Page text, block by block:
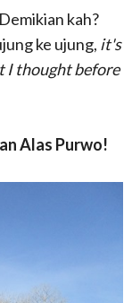
kah?
ke ujung, it's
thought before
Alas Purwo!